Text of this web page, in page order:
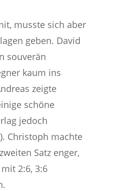
musste sich aber
geben. David
souverän
kaum ins
zeigte
schöne
jedoch
Christoph machte
Satz enger,
2:6, 3:6